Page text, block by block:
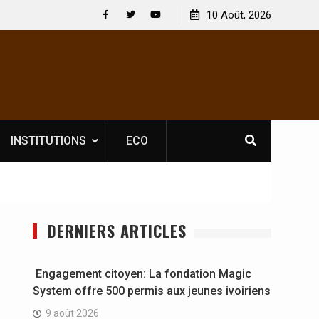
Le ministre Indien Kirti Vardhan Singh à
pour la célébration de la Fête de
Engagement
offre 500
10 Août, 2026
INSTITUTIONS ECO
DERNIERS ARTICLES
Engagement citoyen: La fondation Magic
System offre 500 permis aux jeunes ivoiriens
9 août 2026